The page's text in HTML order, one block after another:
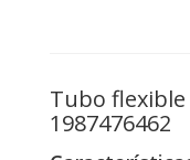
Tubo flexible
1987476462